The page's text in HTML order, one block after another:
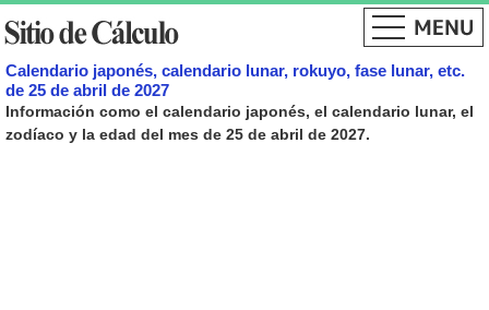
Calendario japonés, calendario lunar, rokuyo, fase lunar, etc.
de 25 de abril de 2027
Información como el calendario japonés, el calendario lunar, el
zodíaco y la edad del mes de 25 de abril de 2027.